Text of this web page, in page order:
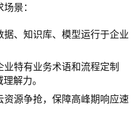
景：
据、知识库、模型运行于企业
业特有业务术语和流程定制
解力。
资源争抢，保障高峰期响应速